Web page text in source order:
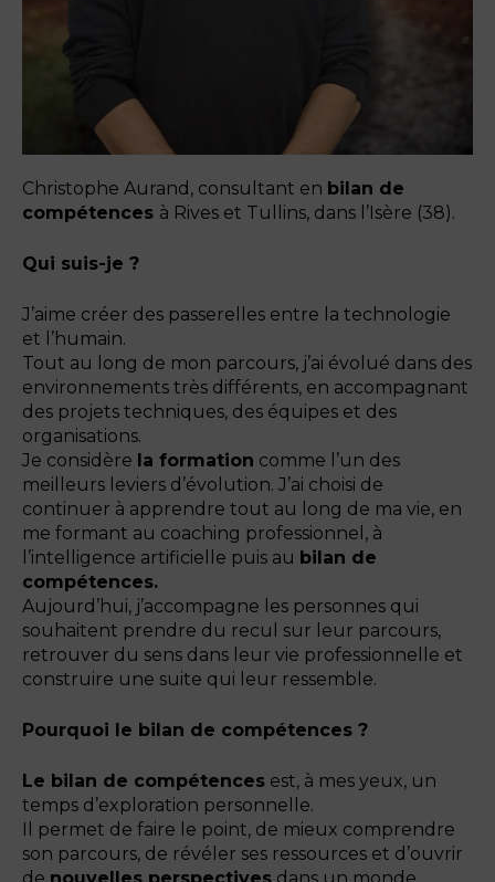
Christophe Aurand, consultant en bilan de
compétences à Rives et Tullins, dans l’Isère (38).
Qui suis-je ?
J’aime créer des passerelles entre la technologie
et l’humain.
Tout au long de mon parcours, j’ai évolué dans des
environnements très différents, en accompagnant
des projets techniques, des équipes et des
organisations.
Je considère la formation comme l’un des
meilleurs leviers d’évolution. J’ai choisi de
continuer à apprendre tout au long de ma vie, en
me formant au coaching professionnel, à
l’intelligence artificielle puis au bilan de
compétences.
Aujourd’hui, j’accompagne les personnes qui
souhaitent prendre du recul sur leur parcours,
retrouver du sens dans leur vie professionnelle et
construire une suite qui leur ressemble.
Pourquoi le bilan de compétences ?
Le bilan de compétences est, à mes yeux, un
temps d’exploration personnelle.
Il permet de faire le point, de mieux comprendre
son parcours, de révéler ses ressources et d’ouvrir